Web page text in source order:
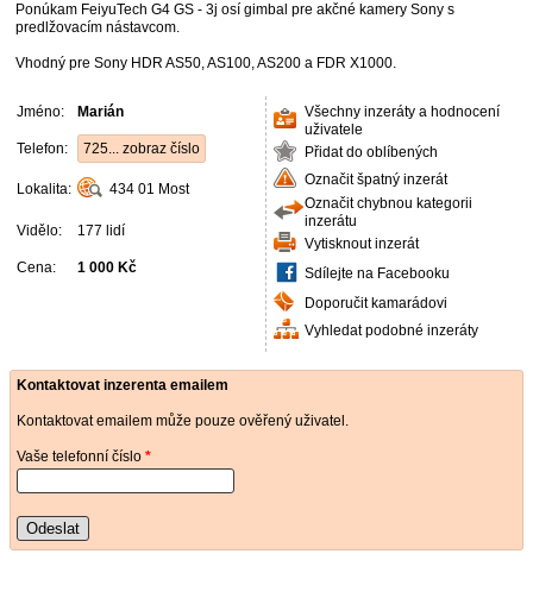
Ponúkam FeiyuTech G4 GS - 3j osí gimbal pre akčné kamery Sony s
predlžovacím nástavcom.
Vhodný pre Sony HDR AS50, AS100, AS200 a FDR X1000.
Jméno: Marián
Telefon: 725... zobraz číslo
Lokalita: 434 01 Most
Vidělo: 177 lidí
Cena: 1 000 Kč
Všechny inzeráty a hodnocení
uživatele
Přidat do oblíbených
Označit špatný inzerát
Označit chybnou kategorii
inzerátu
Vytisknout inzerát
Sdílejte na Facebooku
Doporučit kamarádovi
Vyhledat podobné inzeráty
Kontaktovat inzerenta emailem
Kontaktovat emailem může pouze ověřený uživatel.
Vaše telefonní číslo *
Odeslat